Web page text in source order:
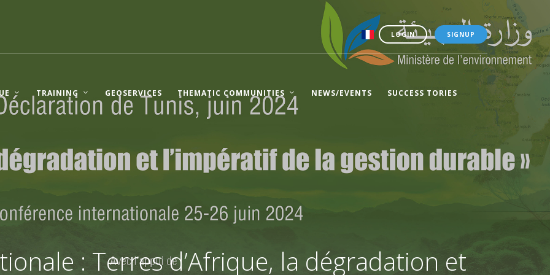
LOGIN SIGNUP
TRAINING GEOSERVICES THEMATIC COMMUNITIES NEWS/EVENTS SUCCESS TORIES
: Terres d’Afrique, la dégradation et